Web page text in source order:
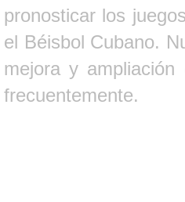
pronosticar los
el Béisbol Cubano.
mejora y
frecuentemente.